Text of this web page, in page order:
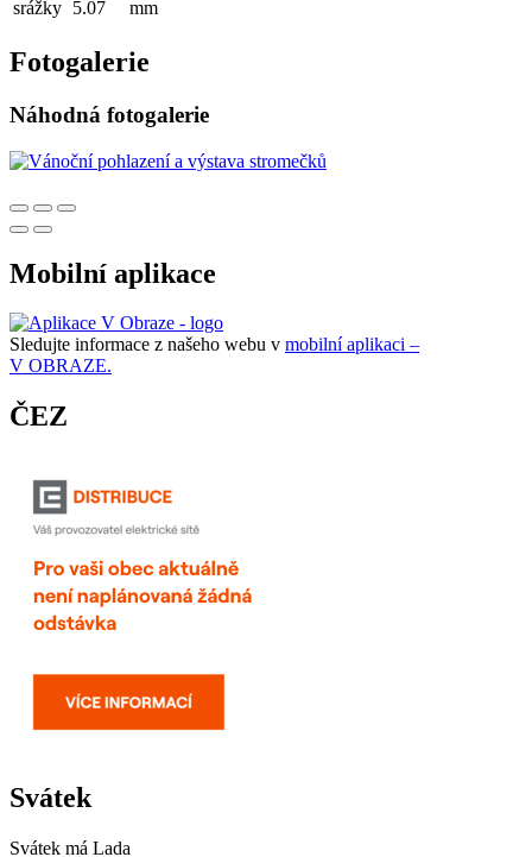
srážky 5.07 mm
Fotogalerie
Náhodná fotogalerie
Mobilní aplikace
Sledujte informace z našeho webu v mobilní aplikaci –
V OBRAZE.
ČEZ
Svátek
Svátek má Lada